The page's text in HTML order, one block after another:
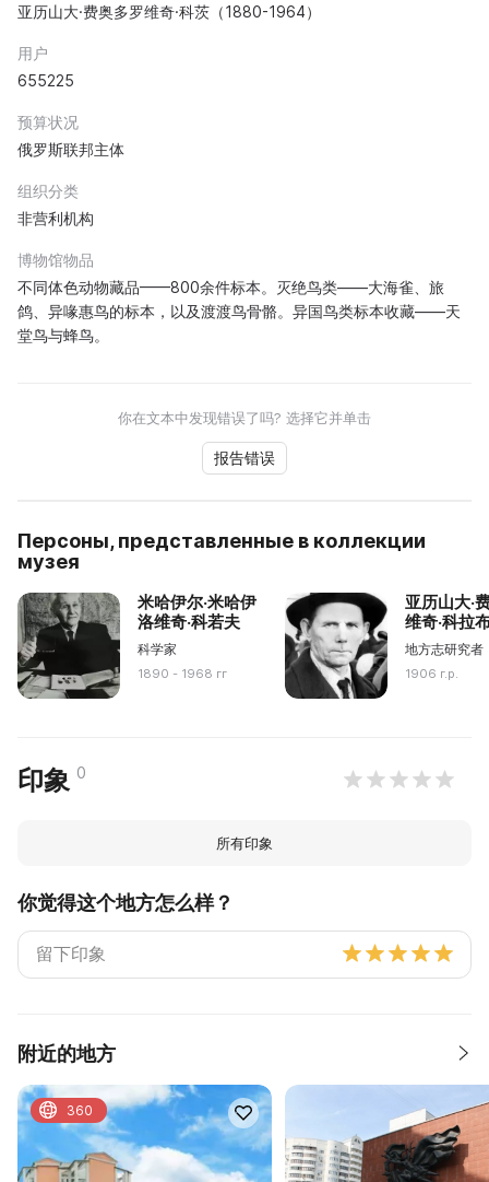
亚历山大·费奥多罗维奇·科茨（1880-1964）
用户
655225
预算状况
俄罗斯联邦主体
组织分类
非营利机构
博物馆物品
不同体色动物藏品——800余件标本。灭绝鸟类——大海雀、旅
鸽、异喙惠鸟的标本，以及渡渡鸟骨骼。异国鸟类标本收藏——天
堂鸟与蜂鸟。
你在文本中发现错误了吗? 选择它并单击
报告错误
Персоны, представленные в коллекции
музея
米哈伊尔·米哈伊
洛维奇·科若夫
科学家
1890 - 1968 гг
亚历山大·
维奇·科拉
地方志研究者
1906 г.р.
印象 0
所有印象
你觉得这个地方怎么样？
附近的地方
360